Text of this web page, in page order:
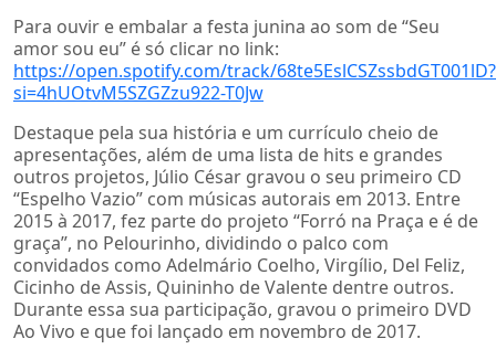
Para ouvir e embalar a festa junina ao som de “Seu
amor sou eu” é só clicar no link:
https://open.spotify.com/track/68te5EslCSZssbdGT001lD?
si=4hUOtvM5SZGZzu922-T0Jw
Destaque pela sua história e um currículo cheio de
apresentações, além de uma lista de hits e grandes
outros projetos, Júlio César gravou o seu primeiro CD
“Espelho Vazio” com músicas autorais em 2013. Entre
2015 à 2017, fez parte do projeto “Forró na Praça e é de
graça”, no Pelourinho, dividindo o palco com
convidados como Adelmário Coelho, Virgílio, Del Feliz,
Cicinho de Assis, Quininho de Valente dentre outros.
Durante essa sua participação, gravou o primeiro DVD
Ao Vivo e que foi lançado em novembro de 2017.